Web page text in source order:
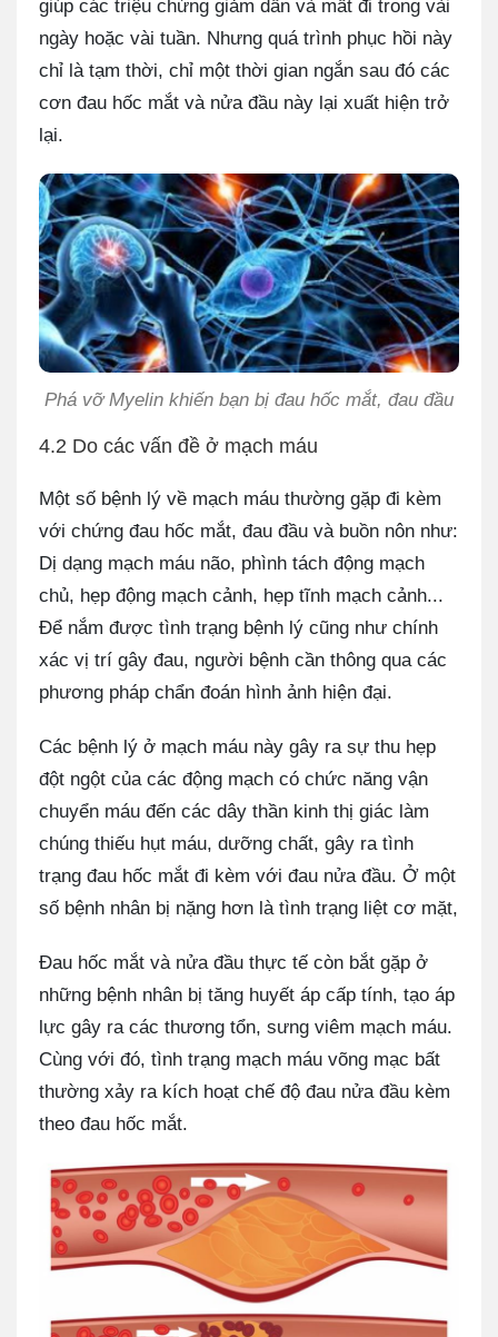
giúp các triệu chứng giảm dần và mất đi trong vài
ngày hoặc vài tuần. Nhưng quá trình phục hồi này
chỉ là tạm thời, chỉ một thời gian ngắn sau đó các
cơn đau hốc mắt và nửa đầu này lại xuất hiện trở
lại.
Phá vỡ Myelin khiến bạn bị đau hốc mắt, đau đầu
4.2 Do các vấn đề ở mạch máu
Một số bệnh lý về mạch máu thường gặp đi kèm
với chứng đau hốc mắt, đau đầu và buồn nôn như:
Dị dạng mạch máu não, phình tách động mạch
chủ, hẹp động mạch cảnh, hẹp tĩnh mạch cảnh...
Để nắm được tình trạng bệnh lý cũng như chính
xác vị trí gây đau, người bệnh cần thông qua các
phương pháp chẩn đoán hình ảnh hiện đại.
Các bệnh lý ở mạch máu này gây ra sự thu hẹp
đột ngột của các động mạch có chức năng vận
chuyển máu đến các dây thần kinh thị giác làm
chúng thiếu hụt máu, dưỡng chất, gây ra tình
trạng đau hốc mắt đi kèm với đau nửa đầu. Ở một
số bệnh nhân bị nặng hơn là tình trạng liệt cơ mặt,
Đau hốc mắt và nửa đầu thực tế còn bắt gặp ở
những bệnh nhân bị tăng huyết áp cấp tính, tạo áp
lực gây ra các thương tổn, sưng viêm mạch máu.
Cùng với đó, tình trạng mạch máu võng mạc bất
thường xảy ra kích hoạt chế độ đau nửa đầu kèm
theo đau hốc mắt.